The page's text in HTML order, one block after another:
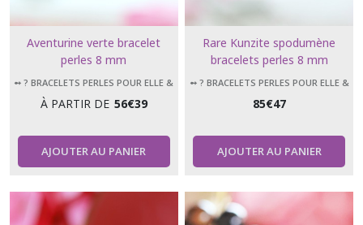
Aventurine verte bracelet
perles 8 mm
➻ ? BRACELETS PERLES POUR ELLE &
À PARTIR DE 56€39
AJOUTER AU PANIER
Rare Kunzite spodumène
bracelets perles 8 mm
➻ ? BRACELETS PERLES POUR ELLE &
85€47
AJOUTER AU PANIER